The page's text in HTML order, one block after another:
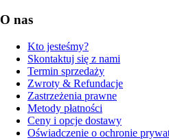
O nas
Kto jesteśmy?
Skontaktuj się z nami
Termin sprzedaży
Zwroty & Refundacje
Zastrzeżenia prawne
Metody płatności
Ceny i opcje dostawy
Oświadczenie o ochronie